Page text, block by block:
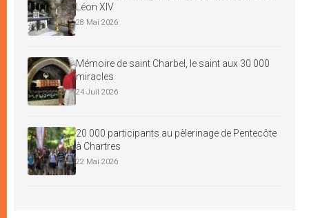
Léon XIV
28 Mai 2026
Mémoire de saint Charbel, le saint aux 30 000
miracles
24 Juil 2026
20 000 participants au pèlerinage de Pentecôte
à Chartres
22 Mai 2026